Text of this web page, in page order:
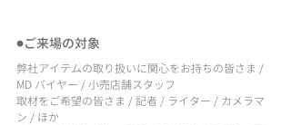
⚫ご来場の対象
弊社アイテムの取り扱いに関心をお持ちの皆さま /
MD バイヤー / 小売店舗スタッフ
取材をご希望の皆さま / 記者 / ライター / カメラマ
ン / ほか